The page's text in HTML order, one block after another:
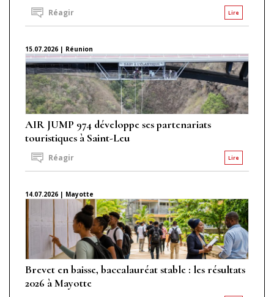
Lire
Réagir
15.07.2026 | Réunion
AIR JUMP 974 développe ses partenariats
touristiques à Saint-Leu
Lire
Réagir
14.07.2026 | Mayotte
Brevet en baisse, baccalauréat stable : les résultats
2026 à Mayotte